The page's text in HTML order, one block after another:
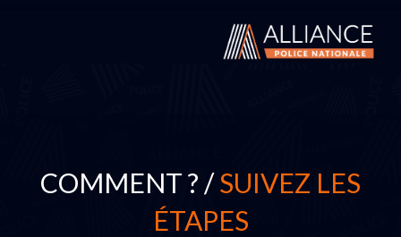
COMMENT ? /SUIVEZ LES
ÉTAPES